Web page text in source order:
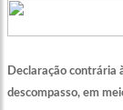
Declaração contrária
descompasso, em